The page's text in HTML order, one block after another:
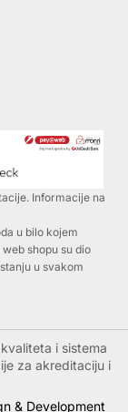
Informacije na
u bilo kojem
shopu su dio
u svakom
i sistema
za akreditaciju i
& Development